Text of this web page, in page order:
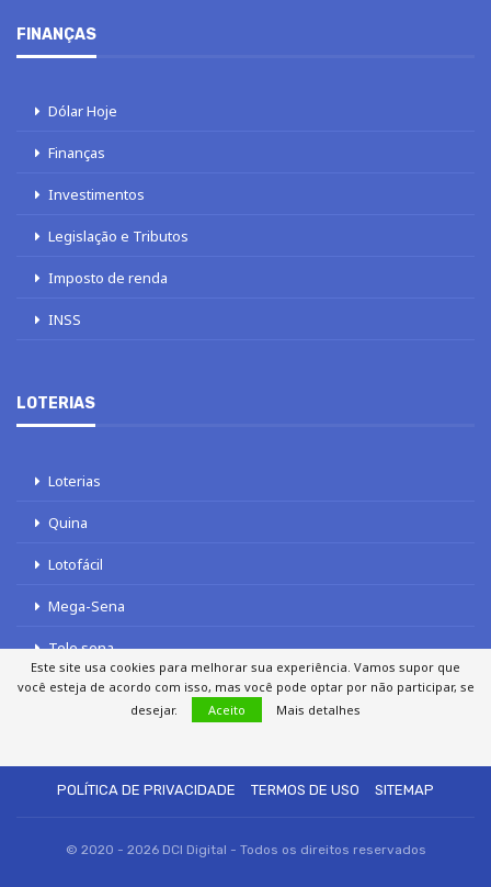
FINANÇAS
Dólar Hoje
Finanças
Investimentos
Legislação e Tributos
Imposto de renda
INSS
LOTERIAS
Loterias
Quina
Lotofácil
Mega-Sena
Tele sena
POLÍTICA DE PRIVACIDADE
TERMOS DE USO SITEMAP
© 2020 - 2026 DCI Digital - Todos os direitos reservados
Este site usa cookies para melhorar sua experiência. Vamos supor que
você esteja de acordo com isso, mas você pode optar por não participar, se
desejar.
Aceito Mais detalhes